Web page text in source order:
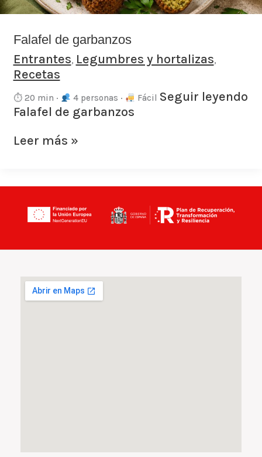
Falafel de garbanzos
Entrantes, Legumbres y hortalizas,
Recetas
⏱ 20 min · 4 personas · Fácil Seguir leyendo
Falafel de garbanzos
Leer más »